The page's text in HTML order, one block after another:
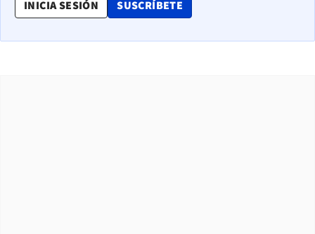
INICIA SESIÓN SUSCRÍBETE
OPENS IN NEW WINDOW